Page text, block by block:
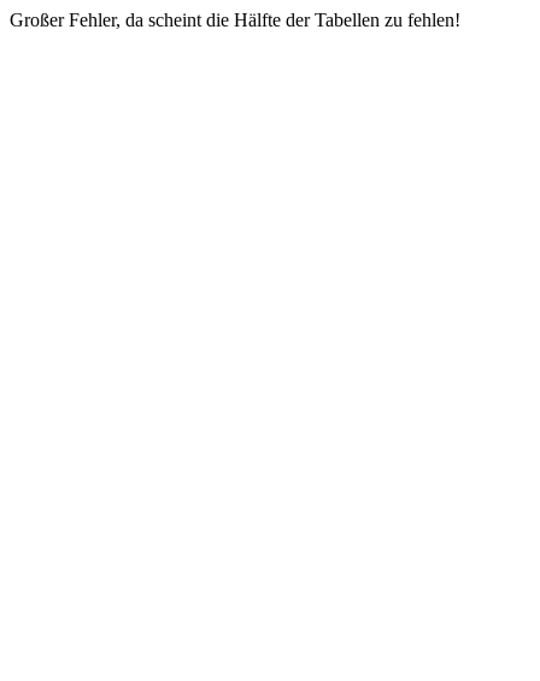
Großer Fehler, da scheint die Hälfte der Tabellen zu fehlen!